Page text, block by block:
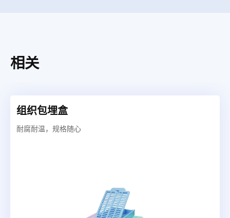
相关
组织包埋盒
耐腐耐温，规格随心